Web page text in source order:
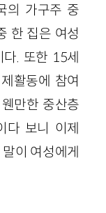
의 가구주 중
한 집은 여성
. 또한 15세
활동에 참여
만한 중산층
다 보니 이제
이 여성에게